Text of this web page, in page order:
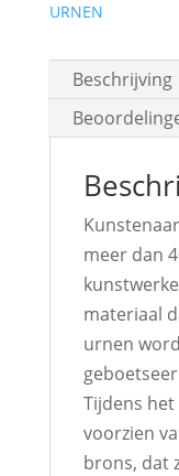
URNEN
Beschrijving
meer dan
materiaal
urnen
Tijdens
voorzien
brons, dat